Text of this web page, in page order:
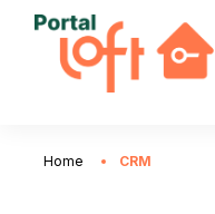
Home CRM